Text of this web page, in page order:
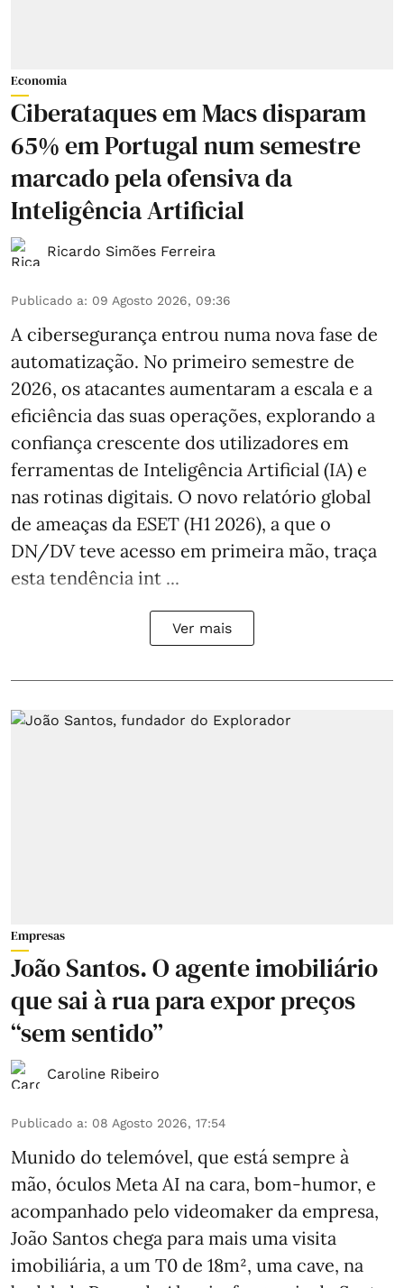
Economia
Ciberataques em Macs disparam
65% em Portugal num semestre
marcado pela ofensiva da
Inteligência Artificial
Ricardo Simões Ferreira
Publicado a: 09 Agosto 2026, 09:36
A cibersegurança entrou numa nova fase de
automatização. No primeiro semestre de
2026, os atacantes aumentaram a escala e a
eficiência das suas operações, explorando a
confiança crescente dos utilizadores em
ferramentas de Inteligência Artificial (IA) e
nas rotinas digitais. O novo relatório global
de ameaças da ESET (H1 2026), a que o
DN/DV teve acesso em primeira mão, traça
esta tendência int ...
Ver mais
Empresas
João Santos. O agente imobiliário
que sai à rua para expor preços
“sem sentido”
Caroline Ribeiro
Publicado a: 08 Agosto 2026, 17:54
Munido do telemóvel, que está sempre à
mão, óculos Meta AI na cara, bom-humor, e
acompanhado pelo videomaker da empresa,
João Santos chega para mais uma visita
imobiliária, a um T0 de 18m², uma cave, na